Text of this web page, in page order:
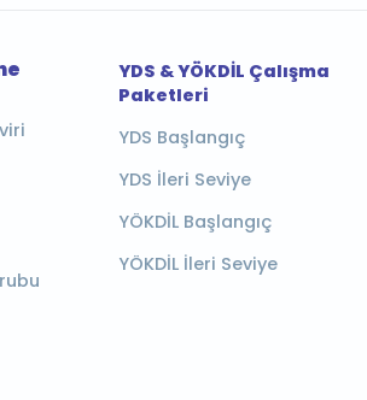
YDS & YÖKDİL Çalışma
Paketleri
YDS Başlangıç
YDS İleri Seviye
YÖKDİL Başlangıç
YÖKDİL İleri Seviye